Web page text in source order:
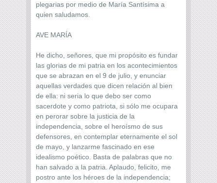
plegarias por medio de María Santísima a
quien saludamos.
AVE MARÍA
He dicho, señores, que mi propósito es fundar
las glorias de mi patria en los acontecimientos
que se abrazan en el 9 de julio, y enunciar
aquellas verdades que dicen relación al bien
de ella: ni seria lo que debo ser como
sacerdote y como patriota, si sólo me ocupara
en perorar sobre la justicia de la
independencia, sobre el heroísmo de sus
defensores, en contemplar eternamente el sol
de mayo, y lanzarme fascinado en ese
idealismo poético. Basta de palabras que no
han salvado a la patria. Aplaudo, felicito, me
postro ante los héroes de la independencia;